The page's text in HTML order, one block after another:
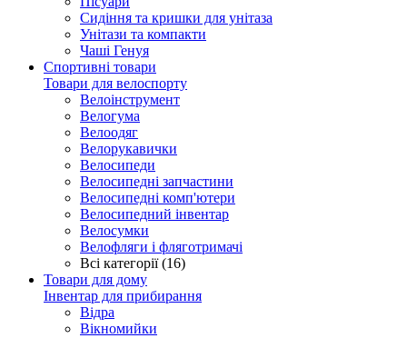
Сидіння та кришки для унітаза
Унітази та компакти
Чаші Генуя
Спортивні товари
Товари для велоспорту
Велоінструмент
Велогума
Велоодяг
Велорукавички
Велосипеди
Велосипедні запчастини
Велосипедні комп'ютери
Велосипедний інвентар
Велосумки
Велофляги і фляготримачі
Всі категорії (16)
Товари для дому
Інвентар для прибирання
Відра
Вікномийки